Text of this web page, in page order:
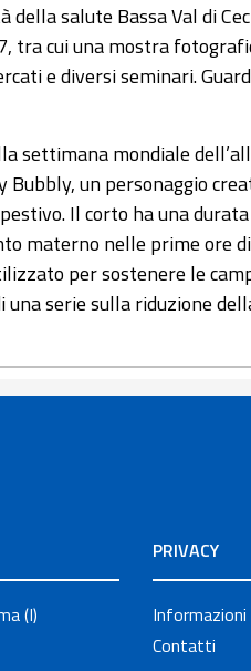
della salute Bassa Val di
tra cui una mostra
e diversi seminari.
settimana mondiale
Bubbly, un personaggio
Il corto ha una
materno nelle prime ore
per sostenere le
serie sulla riduzione
(I)
PRIVACY
Informazioni
Contatti